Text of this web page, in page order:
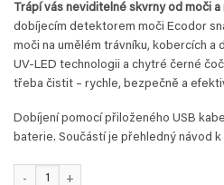
hodnocení
zákazníků
Trápí vás neviditelné skvrny od moči
dobíjecím detektorem moči Ecodor
moči na umělém trávníku, kobercích a
UV-LED technologii a chytré černé
třeba čistit – rychle, bezpečně a
Dobíjení pomocí přiloženého USB
baterie. Součástí je přehledný návod k
Ecodor detektor moči (nabíjecí) - Rychle